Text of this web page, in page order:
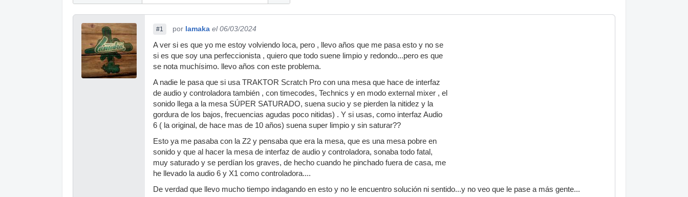
#1 por lamaka el 06/03/2024
A ver si es que yo me estoy volviendo loca, pero , llevo años que me pasa esto y no se
si es que soy una perfeccionista , quiero que todo suene limpio y redondo...pero es que
se nota muchísimo. llevo años con este problema.
A nadie le pasa que si usa TRAKTOR Scratch Pro con una mesa que hace de interfaz
de audio y controladora también , con timecodes, Technics y en modo external mixer , el
sonido llega a la mesa SÚPER SATURADO, suena sucio y se pierden la nitidez y la
gordura de los bajos, frecuencias agudas poco nitidas) . Y si usas, como interfaz Audio
6 ( la original, de hace mas de 10 años) suena super limpio y sin saturar??
Esto ya me pasaba con la Z2 y pensaba que era la mesa, que es una mesa pobre en
sonido y que al hacer la mesa de interfaz de audio y controladora, sonaba todo fatal,
muy saturado y se perdían los graves, de hecho cuando he pinchado fuera de casa, me
he llevado la audio 6 y X1 como controladora....
De verdad que llevo mucho tiempo indagando en esto y no le encuentro solución ni sentido...y no veo que le pase a más gente...